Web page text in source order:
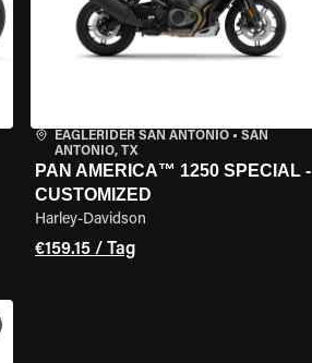
EAGLERIDER SAN ANTONIO• SAN
ANTONIO, TX
PAN AMERICA™ 1250 SPECIAL -
CUSTOMIZED
Harley-Davidson
€159.15 / Tag
MOTORRAD-DETAILS ANZEIGEN